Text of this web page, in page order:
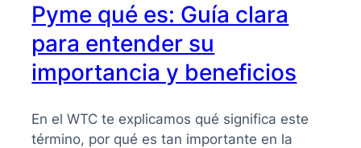
Pyme qué es: Guía clara
para entender su
importancia y beneficios
En el WTC te explicamos qué significa este
término, por qué es tan importante en la